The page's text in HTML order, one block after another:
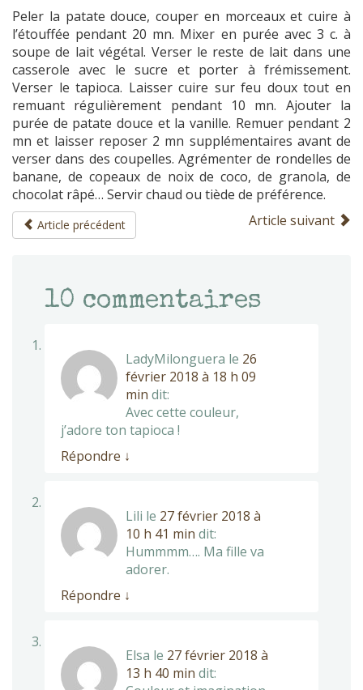
Peler la patate douce, couper en morceaux et cuire à
l’étouffée pendant 20 mn. Mixer en purée avec 3 c. à
soupe de lait végétal. Verser le reste de lait dans une
casserole avec le sucre et porter à frémissement.
Verser le tapioca. Laisser cuire sur feu doux tout en
remuant régulièrement pendant 10 mn. Ajouter la
purée de patate douce et la vanille. Remuer pendant 2
mn et laisser reposer 2 mn supplémentaires avant de
verser dans des coupelles. Agrémenter de rondelles de
banane, de copeaux de noix de coco, de granola, de
chocolat râpé… Servir chaud ou tiède de préférence.
Article précédent Article suivant
10 commentaires
LadyMilonguera le 26
février 2018 à 18 h 09
min dit:
Avec cette couleur,
j’adore ton tapioca !
Répondre ↓
Lili le 27 février 2018 à
10 h 41 min dit:
Hummmm…. Ma fille va
adorer.
Répondre ↓
Elsa le 27 février 2018 à
13 h 40 min dit: